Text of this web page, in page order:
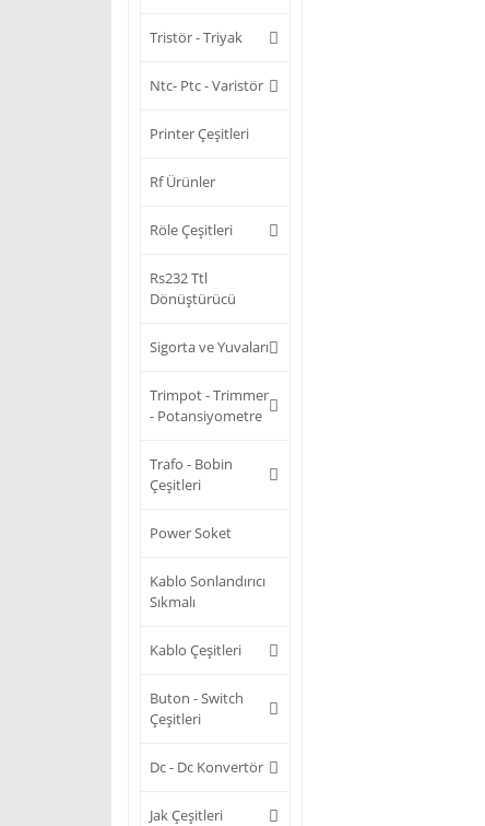
Tristör - Triyak
Ntc- Ptc - Varistör
Printer Çeşitleri
Rf Ürünler
Röle Çeşitleri
Rs232 Ttl
Dönüştürücü
Sigorta ve Yuvaları
Trimpot - Trimmer
- Potansiyometre
Trafo - Bobin
Çeşitleri
Power Soket
Kablo Sonlandırıcı
Sıkmalı
Kablo Çeşitleri
Buton - Switch
Çeşitleri
Dc - Dc Konvertör
Jak Çeşitleri